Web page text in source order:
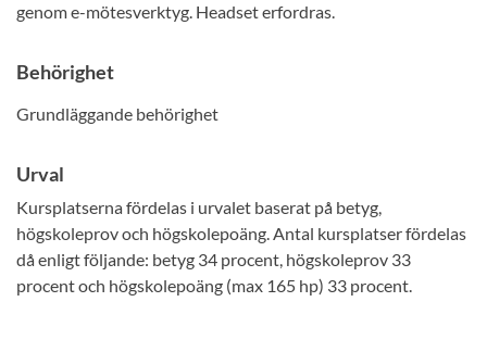
genom e-mötesverktyg. Headset erfordras.
Behörighet
Grundläggande behörighet
Urval
Kursplatserna fördelas i urvalet baserat på betyg,
högskoleprov och högskolepoäng. Antal kursplatser fördelas
då enligt följande: betyg 34 procent, högskoleprov 33
procent och högskolepoäng (max 165 hp) 33 procent.